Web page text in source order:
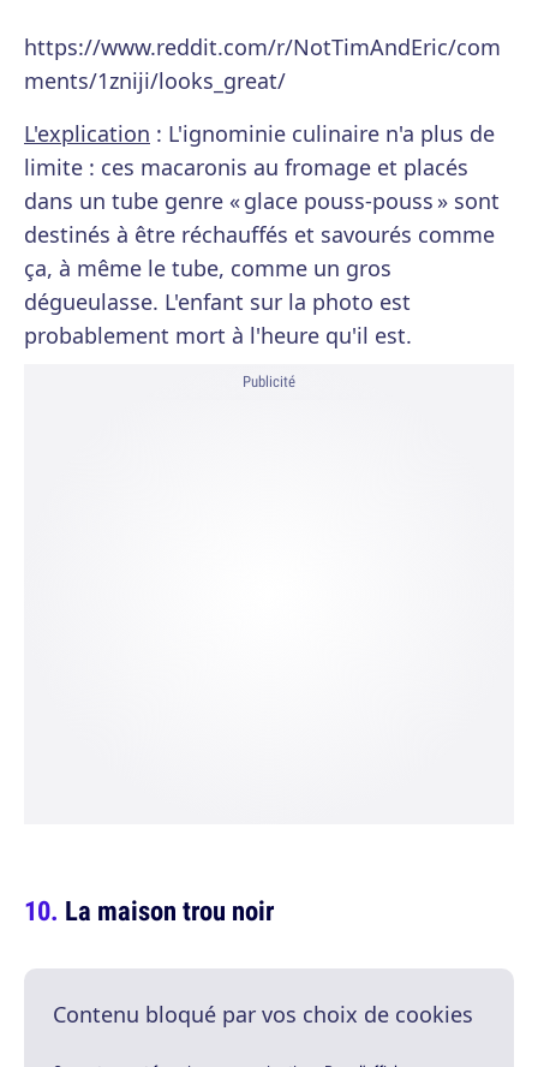
https://www.reddit.com/r/NotTimAndEric/com
ments/1zniji/looks_great/
L'explication : L'ignominie culinaire n'a plus de
limite : ces macaronis au fromage et placés
dans un tube genre « glace pouss-pouss » sont
destinés à être réchauffés et savourés comme
ça, à même le tube, comme un gros
dégueulasse. L'enfant sur la photo est
probablement mort à l'heure qu'il est.
Publicité
La maison trou noir
Contenu bloqué par vos choix de cookies